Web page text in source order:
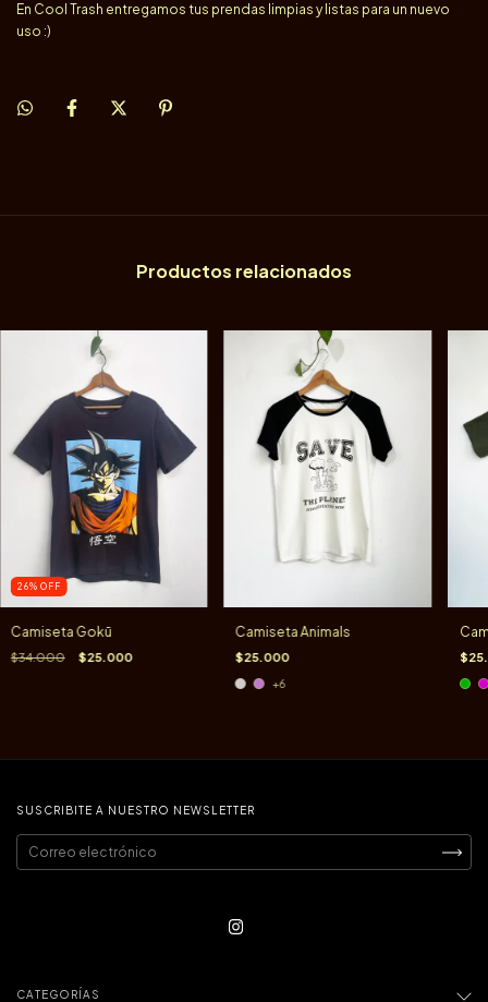
En Cool Trash entregamos tus prendas limpias y listas para un nuevo
uso :)
Productos relacionados
26% OFF
Camiseta Gokū
$34.000 $25.000
Camiseta Animals
$25.000
+6
SUSCRIBITE A NUESTRO NEWSLETTER
CATEGORÍAS